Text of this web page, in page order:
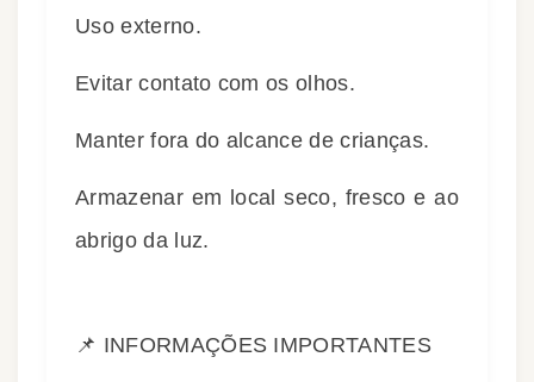
Uso externo.
Evitar contato com os olhos.
Manter fora do alcance de crianças.
Armazenar em local seco, fresco e ao
abrigo da luz.
📌 INFORMAÇÕES IMPORTANTES